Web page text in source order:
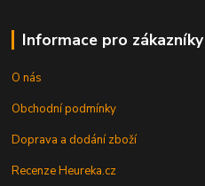
Informace pro zákazníky
O nás
Obchodní podmínky
Doprava a dodání zboží
Recenze Heureka.cz